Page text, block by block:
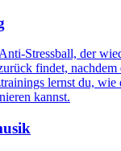
Stressball, der
findet, nachdem
lernst du, wie
kannst.